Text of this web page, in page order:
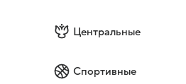
Центральные
Спортивные